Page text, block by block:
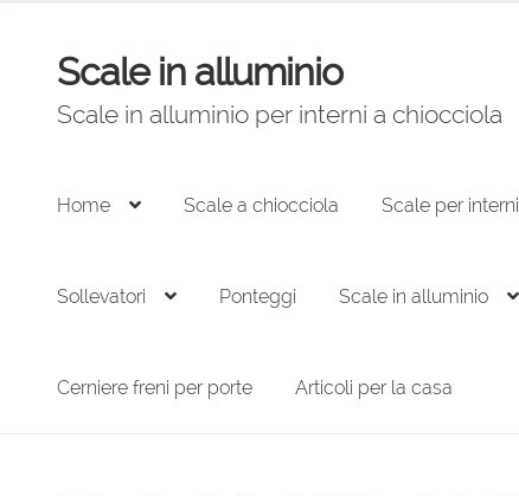
Vai
alla
navigazione
Vai
al
contenuto
Scale in alluminio
Scale in alluminio per interni a chiocciola
Home Scale a chiocciola Scale per interni
Sollevatori Ponteggi Scale in alluminio
Cerniere freni per porte Articoli per la casa
88,00 €.60,00 €.